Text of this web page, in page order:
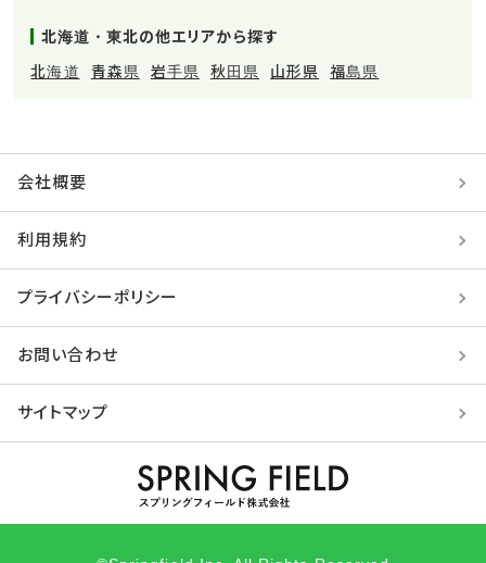
北海道・東北の他エリアから探す
北海道
青森県 岩手県 秋田県 山形県 福島県
会社概要
利用規約
プライバシーポリシー
お問い合わせ
サイトマップ